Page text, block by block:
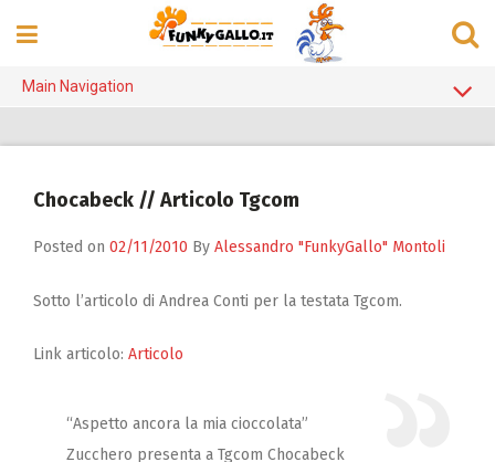
content
Main Navigation
Counting Crows
Cristicchi
Negrita
Chocabeck // Articolo Tgcom
Posted on 02/11/2010 By Alessandro "FunkyGallo" Montoli
Sotto l’articolo di Andrea Conti per la testata Tgcom.
Link articolo: Articolo
“Aspetto ancora la mia cioccolata”
Zucchero presenta a Tgcom Chocabeck